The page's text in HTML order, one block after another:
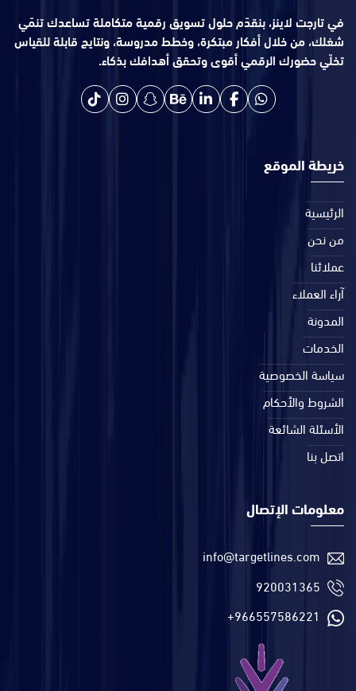
في تارجت لاينز، بنقدّم حلول تسويق رقمية متكاملة تساعدك تنمّي
شغلك، من خلال أفكار مبتكرة، وخطط مدروسة، ونتايج قابلة للقياس
تخلّي حضورك الرقمي أقوى وتحقق أهدافك بذكاء.
خريطة الموقع
الرئيسية
من نحن
عملائنا
آراء العملاء
المدونة
الخدمات
سياسة الخصوصية
الشروط والأحكام
الأسئلة الشائعة
اتصل بنا
معلومات الإتصال
info@targetlines.com
920031365
+966557586221